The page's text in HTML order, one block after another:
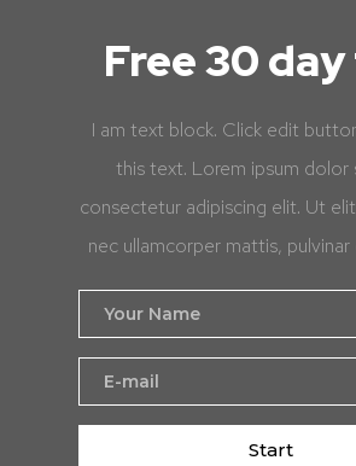
Free 30
I am text block. Click edit
this text. Lorem ipsum dolor
consectetur adipiscing elit. Ut
nec ullamcorper mattis, pulvinar
Start